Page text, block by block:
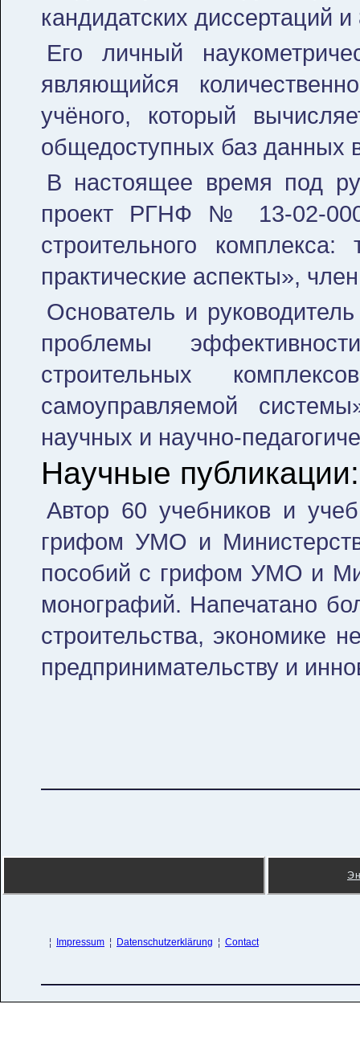
кандидатских диссертаций и
Его личный
являющийся
учёного, который
общедоступных баз данных
В настоящее время под
проект РГНФ № 13-02-
строительного комплекса:
практические аспекты»,
Основатель и
проблемы
строительных
самоуправляемой
научных и научно-
Научные публикации:
Автор 60 учебников и
грифом УМО и
пособий с грифом УМО и
монографий. Напечатано
строительства, экономике
предпринимательству и
¦ Impressum ¦ Datenschutzerklärung ¦ Contact